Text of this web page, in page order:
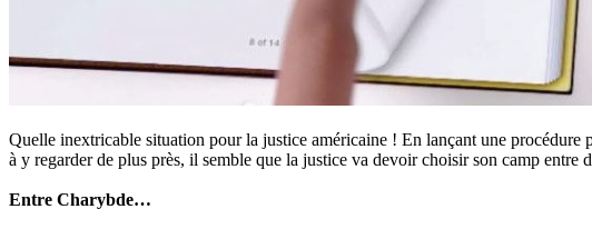
Quelle inextricable situation pour la justice américaine ! En lançant une
à y regarder de plus près, il semble que la justice va devoir choisir son camp
Entre Charybde…